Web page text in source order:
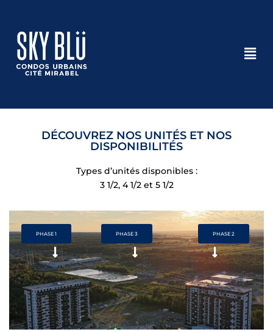
DÉCOUVREZ NOS UNITÉS ET NOS
DISPONIBILITÉS
Types d’unités disponibles :
3 1/2, 4 1/2 et 5 1/2
PHASE 1 PHASE 3 PHASE 2